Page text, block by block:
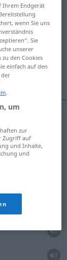
Ihrem Endgerät
wenn Sie uns
Sie
unserer
den Cookies
einfach auf den
der
.
um
zur
Zugriff auf
und Inhalte,
und